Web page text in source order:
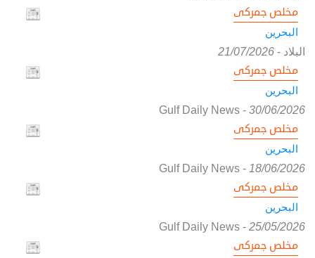
مخلص جمركى
البحرين
البلاد -
21/07/2026
مخلص جمركى
البحرين
Gulf Daily News- 30/06/2026
مخلص جمركى
البحرين
Gulf Daily News- 18/06/2026
مخلص جمركى
البحرين
Gulf Daily News- 25/05/2026
مخلص جمركى